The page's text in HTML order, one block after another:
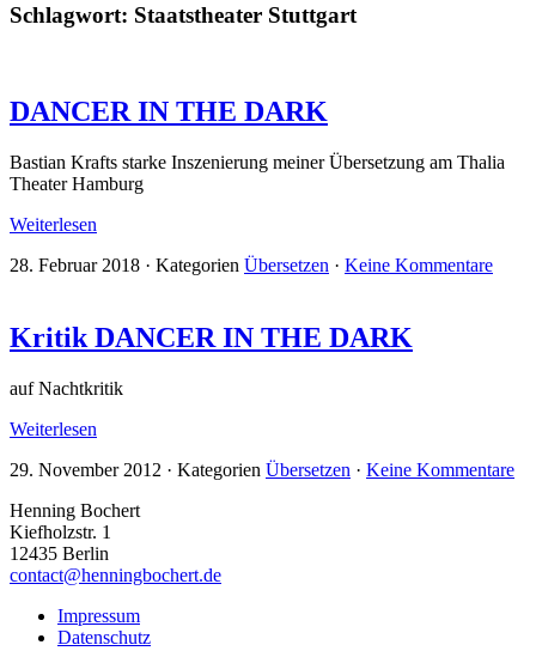
Schlagwort: Staatstheater Stuttgart
DANCER IN THE DARK
Bastian Krafts starke Inszenierung meiner Übersetzung am Thalia
Theater Hamburg
Weiterlesen
28. Februar 2018 · Kategorien Übersetzen · Keine Kommentare
Kritik DANCER IN THE DARK
auf Nachtkritik
Weiterlesen
29. November 2012 · Kategorien Übersetzen · Keine Kommentare
Henning Bochert
Kiefholzstr. 1
12435 Berlin
contact@henningbochert.de
Impressum
Datenschutz